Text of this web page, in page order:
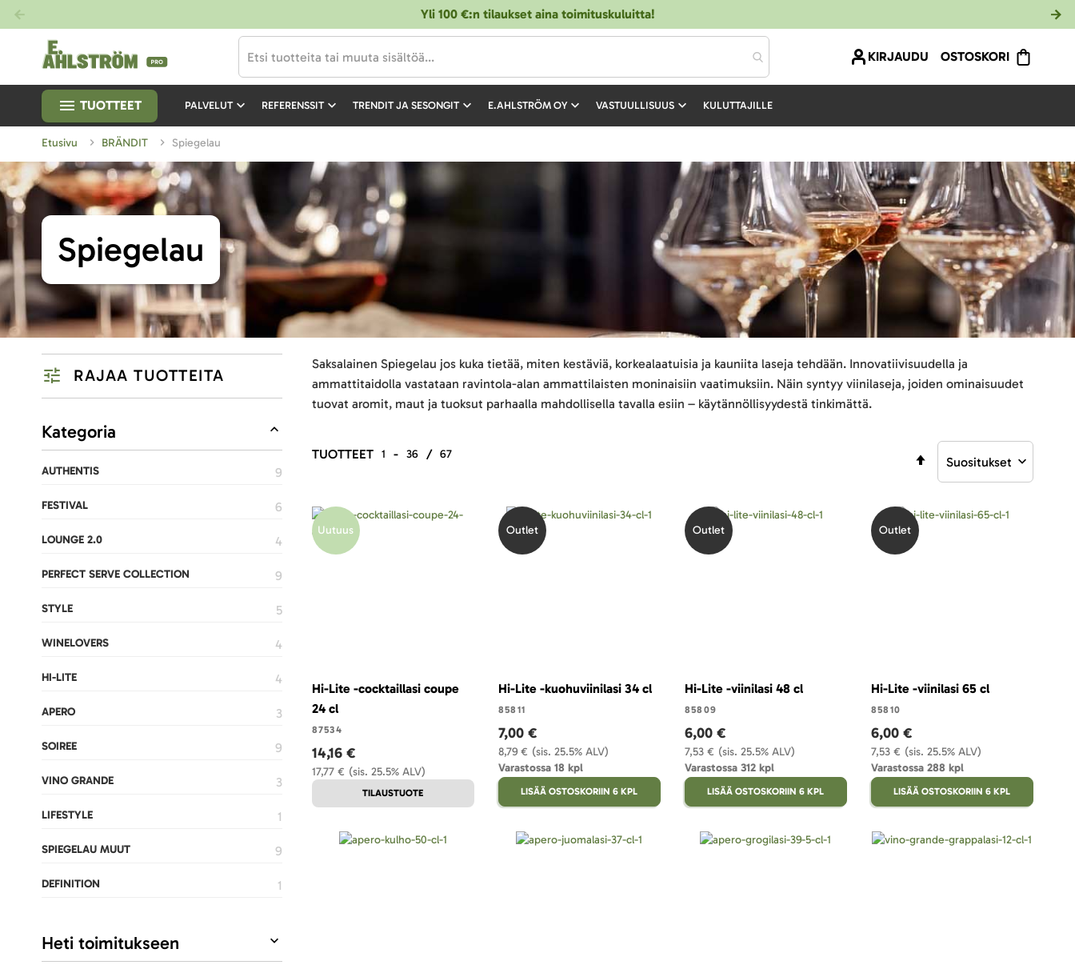
Yli 100 €:n tilaukset aina toimituskuluitta!
KIRJAUDU OSTOSKORI
TUOTTEET PALVELUT REFERENSSIT TRENDIT JA SESONGIT E.AHLSTRÖM OY VASTUULLISUUS KULUTTAJILLE
Etusivu BRÄNDIT Spiegelau
Spiegelau
Saksalainen Spiegelau jos kuka tietää, miten kestäviä, korkealaatuisia ja kauniita laseja tehdään. Innovatiivisuudella ja
ammattitaidolla vastataan ravintola-alan ammattilaisten moninaisiin vaatimuksiin. Näin syntyy viinilaseja, joiden ominaisuudet
tuovat aromit, maut ja tuoksut parhaalla mahdollisella tavalla esiin – käytännöllisyydestä tinkimättä.
TUOTTEET 1 - 36 / 67
Aseta
laskevaan
Uutuus
Hi-Lite -cocktaillasi coupe
24 cl
87534
(sis. 25.5% ALV)
17,77 €
14,16 €
TILAUSTUOTE
Outlet
Hi-Lite -kuohuviinilasi 34 cl
85811
(sis. 25.5% ALV)
8,79 €
7,00 €
Varastossa 18 kpl
LISÄÄ OSTOSKORIIN 6 KPL
Outlet
Hi-Lite -viinilasi 48 cl
85809
(sis. 25.5% ALV)
7,53 €
6,00 €
Varastossa 312 kpl
LISÄÄ OSTOSKORIIN 6 KPL
Outlet
Hi-Lite -viinilasi 65 cl
85810
(sis. 25.5% ALV)
7,53 €
6,00 €
Varastossa 288 kpl
LISÄÄ OSTOSKORIIN 6 KPL
RAJAA TUOTTEITA
Listausvalinnat
Kategoria
AUTHENTIS 9
TUOTETTA
FESTIVAL 6
TUOTETTA
LOUNGE 2.0 4
TUOTETTA
PERFECT SERVE COLLECTION 9
TUOTETTA
STYLE 5
TUOTETTA
WINELOVERS 4
TUOTETTA
HI-LITE 4
TUOTETTA
APERO 3
TUOTETTA
SOIREE 9
TUOTETTA
VINO GRANDE 3
TUOTETTA
LIFESTYLE 1TUOTE
SPIEGELAU MUUT 9
TUOTETTA
DEFINITION 1TUOTE
Heti toimitukseen